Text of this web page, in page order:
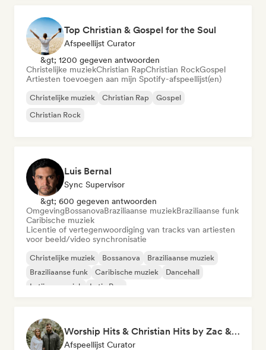
Top Christian & Gospel for the Soul
Afspeellijst Curator
&gt; 1200 gegeven antwoorden
Christelijke muziekChristian RapChristian RockGospel
Artiesten toevoegen aan mijn Spotify-afspeellijst(en)
Christelijke muziek Christian Rap
Gospel
Christian Rock
Luis Bernal
Sync Supervisor
&gt; 600 gegeven antwoorden
OmgevingBossanovaBraziliaanse muziekBraziliaanse funk
Caribische muziek
Licentie of vertegenwoordiging van tracks van artiesten
voor beeld/video synchronisatie
Christelijke muziek Bossanova
Braziliaanse muziek
Braziliaanse funk
Caribische muziek
Dancehall
Latijnse muziek
Latin Pop
Worship Hits & Christian Hits by Zac & Mikaela
Afspeellijst Curator